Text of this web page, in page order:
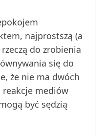
najprostszą (a
do zrobienia
się do
że nie ma dwóch
reakcje mediów
być sędzią